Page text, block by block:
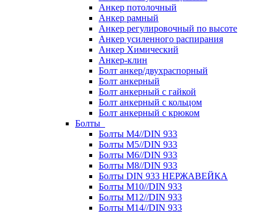
Анкер потолочный
Анкер рамный
Анкер регулировочный по высоте
Анкер усиленного распирания
Анкер Химический
Анкер-клин
Болт анкер/двухраспорный
Болт анкерный
Болт анкерный с гайкой
Болт анкерный с кольцом
Болт анкерный с крюком
Болты
Болты М4//DIN 933
Болты М5//DIN 933
Болты М6//DIN 933
Болты М8//DIN 933
Болты DIN 933 НЕРЖАВЕЙКА
Болты М10//DIN 933
Болты М12//DIN 933
Болты М14//DIN 933